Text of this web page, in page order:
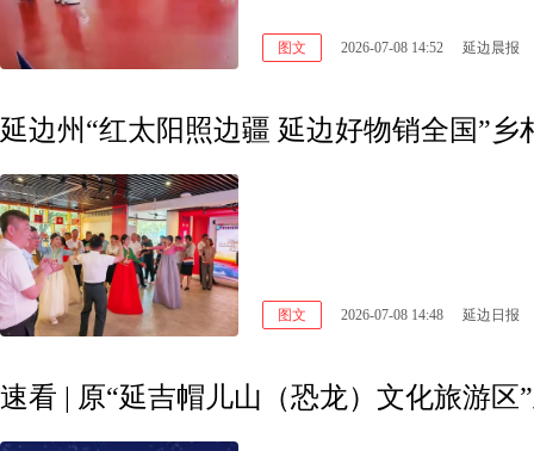
图文 2026-07-08 14:52 延边晨报
延边州“红太阳照边疆 延边好物销全国”
图文 2026-07-08 14:48 延边日报
速看 | 原“延吉帽儿山（恐龙）文化旅游